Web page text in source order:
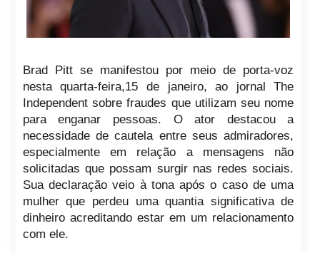
Brad Pitt se manifestou por meio de porta-voz
nesta quarta-feira,15 de janeiro, ao jornal The
Independent sobre fraudes que utilizam seu nome
para enganar pessoas. O ator destacou a
necessidade de cautela entre seus admiradores,
especialmente em relação a mensagens não
solicitadas que possam surgir nas redes sociais.
Sua declaração veio à tona após o caso de uma
mulher que perdeu uma quantia significativa de
dinheiro acreditando estar em um relacionamento
com ele.